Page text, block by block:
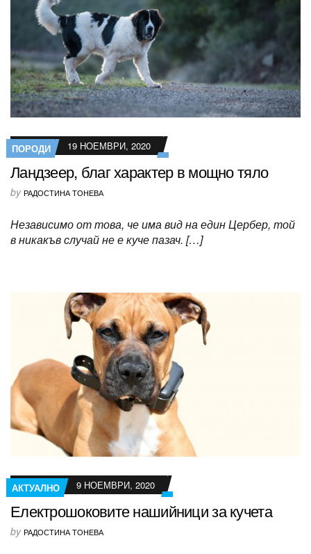
ПОРОДИ 19 НОЕМВРИ, 2020
Ландзеер, благ характер в мощно тяло
by РАДОСТИНА ТОНЕВА
Независимо от това, че има вид на един Цербер, той
в никакъв случай не е куче пазач. […]
АКТУАЛНО 9 НОЕМВРИ, 2020
Електрошоковите нашийници за кучета
by РАДОСТИНА ТОНЕВА